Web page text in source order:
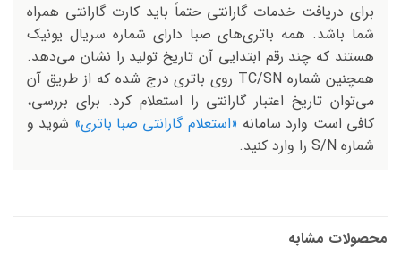
برای دریافت خدمات گارانتی حتماً باید کارت گارانتی همراه
شما باشد. همه باتری‌های صبا دارای شماره سریال یونیک
هستند که چند رقم ابتدایی آن تاریخ تولید را نشان می‌دهد.
همچنین شماره TC/SN روی باتری درج شده که از طریق آن
می‌توان تاریخ اعتبار گارانتی را استعلام کرد. برای بررسی،
کافی است وارد سامانه «استعلام گارانتی صبا باتری» شوید و
شماره S/N را وارد کنید.
محصولات مشابه